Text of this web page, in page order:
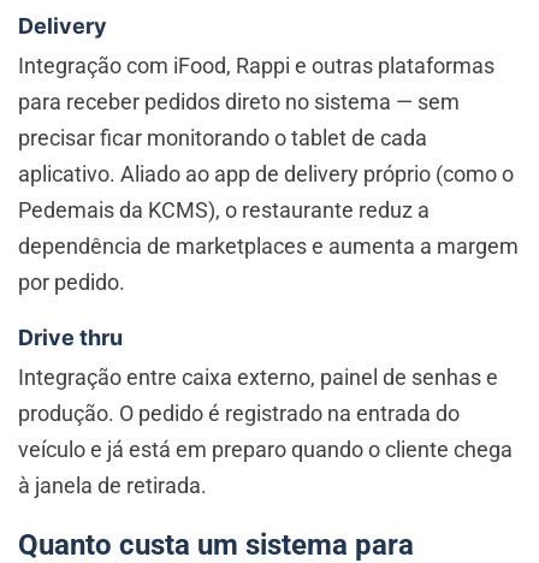
Delivery
Integração com iFood, Rappi e outras plataformas
para receber pedidos direto no sistema — sem
precisar ficar monitorando o tablet de cada
aplicativo. Aliado ao app de delivery próprio (como o
Pedemais da KCMS), o restaurante reduz a
dependência de marketplaces e aumenta a margem
por pedido.
Drive thru
Integração entre caixa externo, painel de senhas e
produção. O pedido é registrado na entrada do
veículo e já está em preparo quando o cliente chega
à janela de retirada.
Quanto custa um sistema para